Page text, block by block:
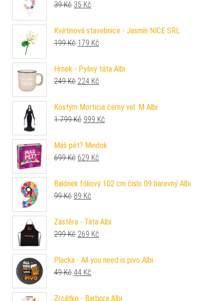
39Kč Původní cena byla: 39 Kč.
35 Kč
Květinová stavebnice - Jasmín NICE SRL
199Kč Původní cena byla: 199 Kč.
179 Kč
Hrnek - Pyšný táta Albi
249Kč Původní cena byla: 249 Kč.
224 Kč
Kostým Morticia černý vel. M Albi
1 799Kč Původní cena byla: 1 799 Kč.
999 Kč
Máš pět? Mindok
699Kč Původní cena byla: 699 Kč.
629 Kč
Balónek fóliový 102 cm číslo 09 barevný Albi
99Kč Původní cena byla: 99 Kč.
89 Kč
Zástěra - Táta Albi
299Kč Původní cena byla: 299 Kč.
269 Kč
Placka - All you need is pivo Albi
49Kč Původní cena byla: 49 Kč.
44 Kč
Zrcátko - Barbora Albi